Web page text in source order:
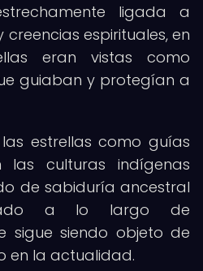
ligada a
espirituales, en
eran vistas como
guiaban y protegían a
estrellas como guías
culturas indígenas
de sabiduría ancestral
a lo largo de
sigue siendo objeto de
en la actualidad.